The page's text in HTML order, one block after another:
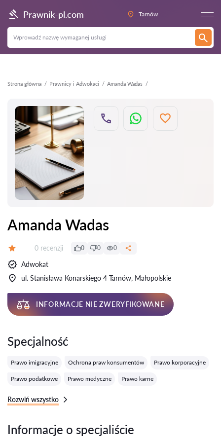
Prawnik-pl.com Tarnów
Strona główna Prawnicy i Adwokaci Amanda Wadas
Wstecz
Amanda Wadas
Recenzji:
0 recenzji 0 0 0
Adwokat
ul. Stanisława Konarskiego 4 Tarnów, Małopolskie
INFORMACJE NIE ZWERYFIKOWANE
Specjalność
Prawo imigracyjne Ochrona praw konsumentów Prawo korporacyjne
Prawo podatkowe Prawo medyczne Prawo karne
Rozwiń wszystko
Informacje o specjaliście